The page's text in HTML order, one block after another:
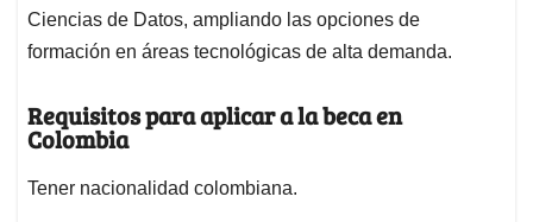
Ciencias de Datos, ampliando las opciones de
formación en áreas tecnológicas de alta demanda.
Requisitos para aplicar a la beca en
Colombia
Tener nacionalidad colombiana.